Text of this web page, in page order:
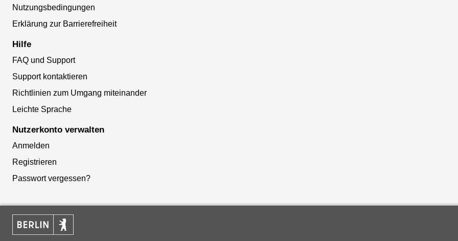
Nutzungsbedingungen
Erklärung zur Barrierefreiheit
Hilfe
FAQ und Support
Support kontaktieren
Richtlinien zum Umgang miteinander
Leichte Sprache
Nutzerkonto verwalten
Anmelden
Registrieren
Passwort vergessen?